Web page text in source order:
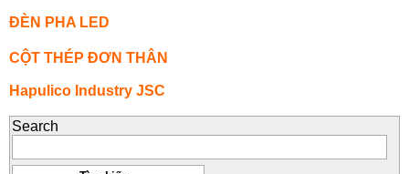
ĐÈN PHA LED
CỘT THÉP ĐƠN THÂN
Hapulico Industry JSC
Search